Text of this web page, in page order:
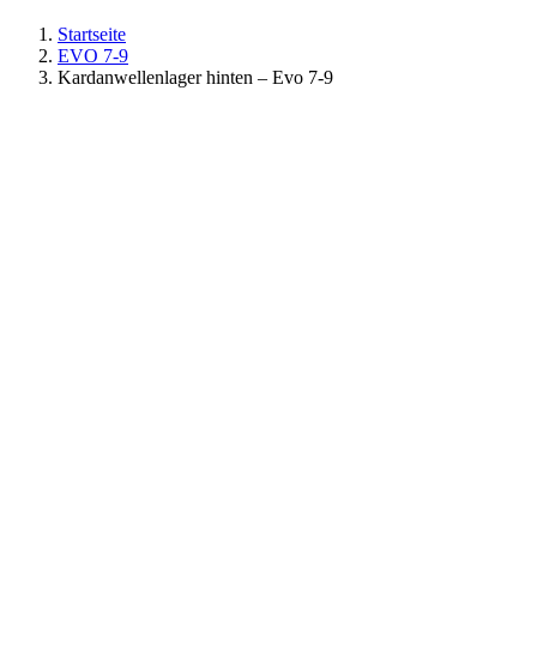
Startseite
EVO 7-9
Kardanwellenlager hinten – Evo 7-9